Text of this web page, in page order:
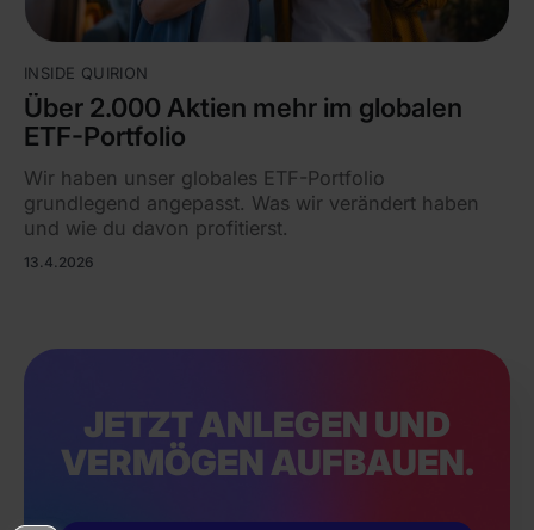
INSIDE QUIRION
Über 2.000 Aktien mehr im globalen
ETF-Portfolio
Wir haben unser globales ETF-Portfolio
grundlegend angepasst. Was wir verändert haben
und wie du davon profitierst.
13.4.2026
JETZT ANLEGEN UND
VERMÖGEN AUFBAUEN.